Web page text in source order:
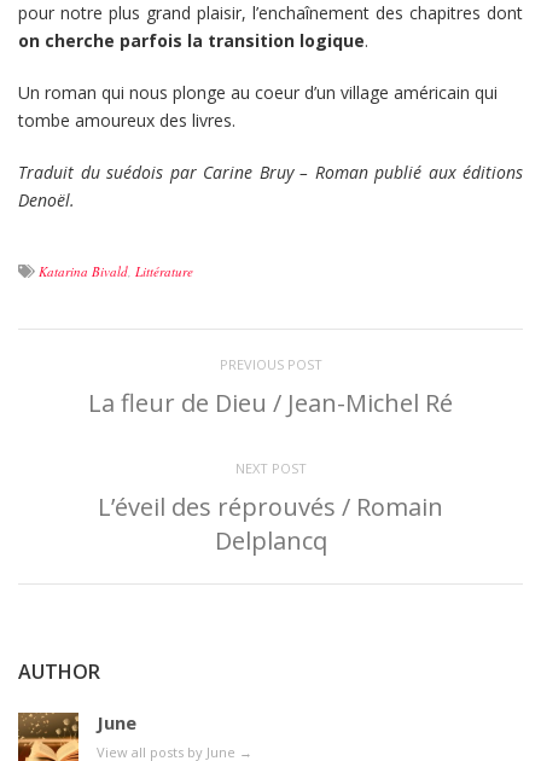
pour notre plus grand plaisir, l’enchaînement des chapitres dont
on cherche parfois la transition logique.
Un roman qui nous plonge au coeur d’un village américain qui
tombe amoureux des livres.
Traduit du suédois par Carine Bruy – Roman publié aux éditions
Denoël.
Katarina Bivald, Littérature
PREVIOUS POST
La fleur de Dieu / Jean-Michel Ré
NEXT POST
L’éveil des réprouvés / Romain
Delplancq
AUTHOR
June
View all posts by June →